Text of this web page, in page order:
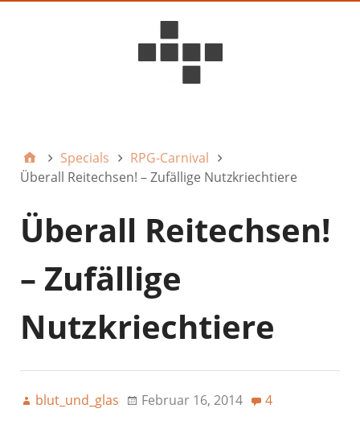
Specials
RPG-Carnival
Überall Reitechsen! – Zufällige Nutzkriechtiere
Überall Reitechsen!
– Zufällige
Nutzkriechtiere
blut_und_glas Februar 16, 2014 4